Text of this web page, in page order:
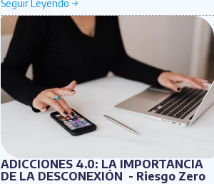
ADICCIONES 4.0: LA IMPORTANCIA
DE LA DESCONEXIÓN - Riesgo Zero